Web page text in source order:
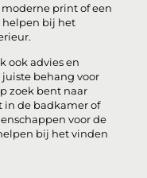
print of een
helpen bij het
ook advies en
behang voor
zoek bent naar
in de badkamer of
voor de
bij het vinden